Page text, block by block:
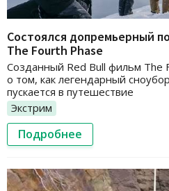
Состоялся допремьерный
The Fourth Phase
Созданный Red Bull фильм The
о том, как легендарный
пускается в путешествие
Экстрим
Подробнее